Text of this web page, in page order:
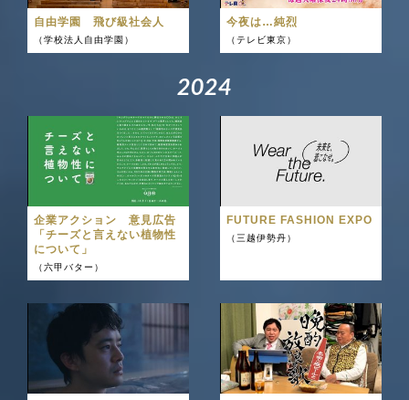
自由学園 飛び級社会人
（学校法人自由学園）
今夜は…純烈
（テレビ東京）
2024
企業アクション 意見広告
「チーズと言えない植物性
について」
（六甲バター）
FUTURE FASHION EXPO
（三越伊勢丹）